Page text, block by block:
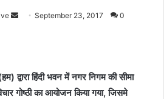
SendSeptember 23, 2017 0
द्वारा हिंदी भवन में नगर निगम की सीमा
गोष्ठी का आयोजन किया गया, जिसमे